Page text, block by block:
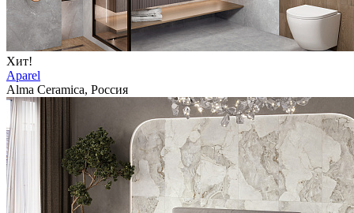
Хит!
Aparel
Alma Ceramica, Россия